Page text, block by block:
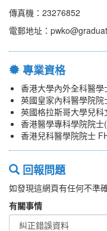
傳真機：23276852
電郵地址：
專業資格
香港大學內外全科醫
英國皇家內科醫學院
英國格拉斯哥大學兒
香港醫學專科學院院
香港兒科醫學院院士
回報問題
如發現這網頁有任何不準
有關事情